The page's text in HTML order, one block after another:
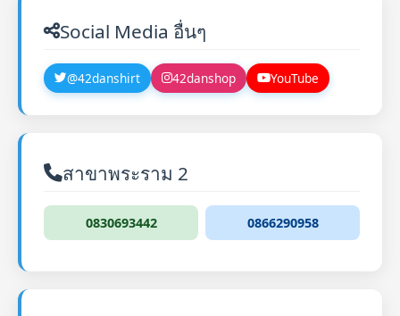
Social Media อื่นๆ
@42danshirt 42danshop YouTube
สาขาพระราม 2
0830693442 0866290958